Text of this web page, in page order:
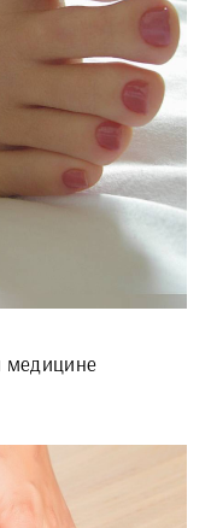
медицине